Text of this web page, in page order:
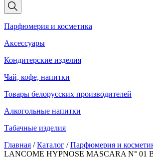
Парфюмерия и косметика
Аксессуары
Кондитерские изделия
Чай, кофе, напитки
Товары белорусских производителей
Алкогольные напитки
Табачные изделия
Главная /Каталог /Парфюмерия и
LANCOME HYPNOSE MASCARA N° 01